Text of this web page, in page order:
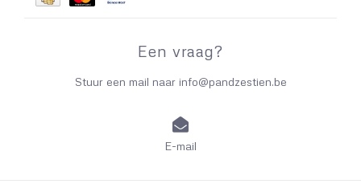
Een vraag?
Stuur een mail naar info@pandzestien.be
E-mail